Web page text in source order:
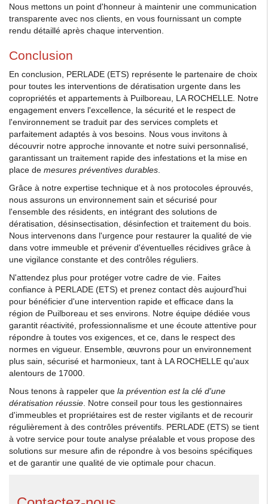
Nous mettons un point d'honneur à maintenir une communication
transparente avec nos clients, en vous fournissant un compte
rendu détaillé après chaque intervention.
Conclusion
En conclusion, PERLADE (ETS) représente le partenaire de choix
pour toutes les interventions de dératisation urgente dans les
copropriétés et appartements à Puilboreau, LA ROCHELLE. Notre
engagement envers l'excellence, la sécurité et le respect de
l'environnement se traduit par des services complets et
parfaitement adaptés à vos besoins. Nous vous invitons à
découvrir notre approche innovante et notre suivi personnalisé,
garantissant un traitement rapide des infestations et la mise en
place de mesures préventives durables
Grâce à notre expertise technique et à nos protocoles éprouvés,
nous assurons un environnement sain et sécurisé pour
l'ensemble des résidents, en intégrant des solutions de
dératisation, désinsectisation, désinfection et traitement du bois.
Nous intervenons dans l'urgence pour restaurer la qualité de vie
dans votre immeuble et prévenir d'éventuelles récidives grâce à
une vigilance constante et des contrôles réguliers.
N'attendez plus pour protéger votre cadre de vie. Faites
confiance à PERLADE (ETS) et prenez contact dès aujourd'hui
pour bénéficier d'une intervention rapide et efficace dans la
région de Puilboreau et ses environs. Notre équipe dédiée vous
garantit réactivité, professionnalisme et une écoute attentive pour
répondre à toutes vos exigences, et ce, dans le respect des
normes en vigueur. Ensemble, œuvrons pour un environnement
plus sain, sécurisé et harmonieux, tant à LA ROCHELLE qu'aux
alentours de 17000.
Nous tenons à rappeler que la prévention est la clé d'une
dératisation réussie . Notre conseil pour tous les gestionnaires
d'immeubles et propriétaires est de rester vigilants et de recourir
régulièrement à des contrôles préventifs. PERLADE (ETS) se tient
à votre service pour toute analyse préalable et vous propose des
solutions sur mesure afin de répondre à vos besoins spécifiques
et de garantir une qualité de vie optimale pour chacun.